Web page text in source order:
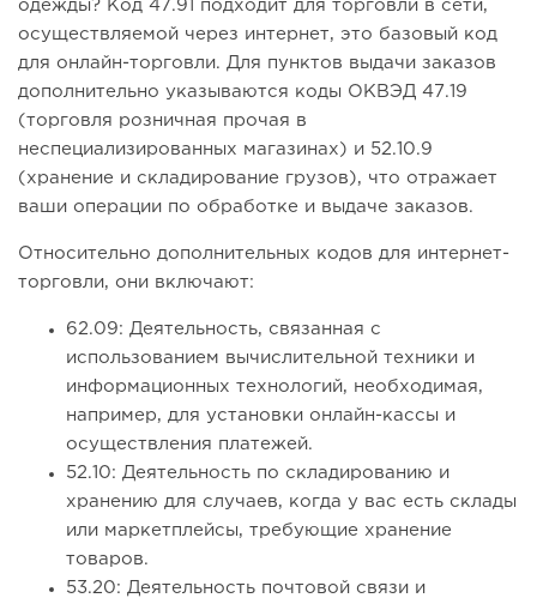
одежды? Код 47.91 подходит для торговли в сети,
осуществляемой через интернет, это базовый код
для онлайн-торговли. Для пунктов выдачи заказов
дополнительно указываются коды ОКВЭД 47.19
(торговля розничная прочая в
неспециализированных магазинах) и 52.10.9
(хранение и складирование грузов), что отражает
ваши операции по обработке и выдаче заказов.
Относительно дополнительных кодов для интернет-
торговли, они включают:
62.09: Деятельность, связанная с
использованием вычислительной техники и
информационных технологий, необходимая,
например, для установки онлайн-кассы и
осуществления платежей.
52.10: Деятельность по складированию и
хранению для случаев, когда у вас есть склады
или маркетплейсы, требующие хранение
товаров.
53.20: Деятельность почтовой связи и